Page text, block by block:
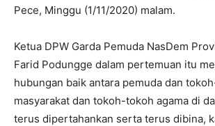
Pece, Minggu (1/11/2020) malam.
Ketua DPW Garda Pemuda NasDem
Farid Podungge dalam pertemuan itu
hubungan baik antara pemuda dan
masyarakat dan tokoh-tokoh agama di
terus dipertahankan serta terus dibina,